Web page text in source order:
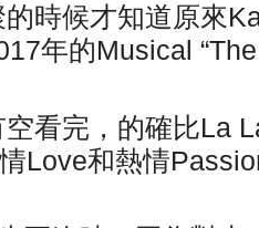
時候才知道原來
年的Musical
看完，的確比La
Love和熱情